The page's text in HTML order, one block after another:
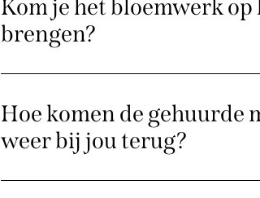
Kom je het bloemwerk op
brengen?
Hoe komen de gehuurde
weer bij jou terug?